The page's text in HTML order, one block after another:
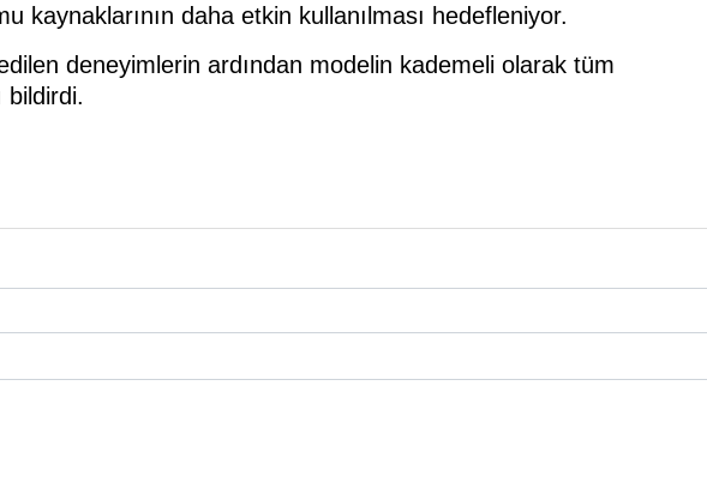
kaynaklarının daha etkin kullanılması hedefleniyor.
deneyimlerin ardından modelin kademeli olarak tüm
bildirdi.